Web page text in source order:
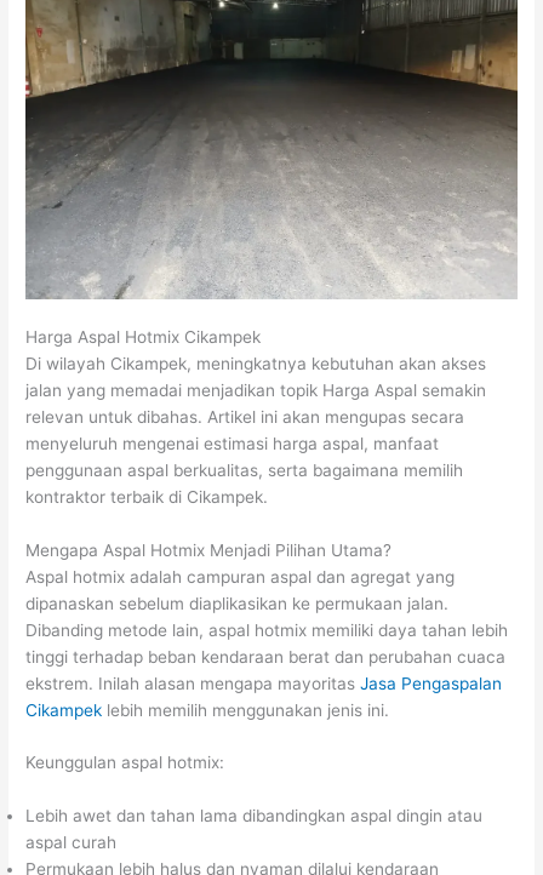
Harga Aspal Hotmix Cikampek
Di wilayah Cikampek, meningkatnya kebutuhan akan akses
jalan yang memadai menjadikan topik Harga Aspal semakin
relevan untuk dibahas. Artikel ini akan mengupas secara
menyeluruh mengenai estimasi harga aspal, manfaat
penggunaan aspal berkualitas, serta bagaimana memilih
kontraktor terbaik di Cikampek.
Mengapa Aspal Hotmix Menjadi Pilihan Utama?
Aspal hotmix adalah campuran aspal dan agregat yang
dipanaskan sebelum diaplikasikan ke permukaan jalan.
Dibanding metode lain, aspal hotmix memiliki daya tahan lebih
tinggi terhadap beban kendaraan berat dan perubahan cuaca
ekstrem. Inilah alasan mengapa mayoritasJasa Pengaspalan
Cikampek lebih memilih menggunakan jenis ini.
Keunggulan aspal hotmix:
Lebih awet dan tahan lama dibandingkan aspal dingin atau
aspal curah
Permukaan lebih halus dan nyaman dilalui kendaraan